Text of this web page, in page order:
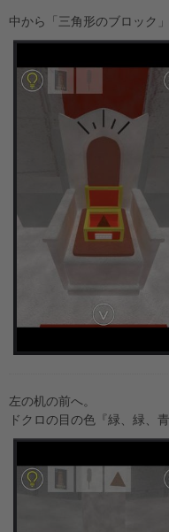
中から「三角形のブロック」
左の机の前へ。
ドクロの目の色『緑、緑、